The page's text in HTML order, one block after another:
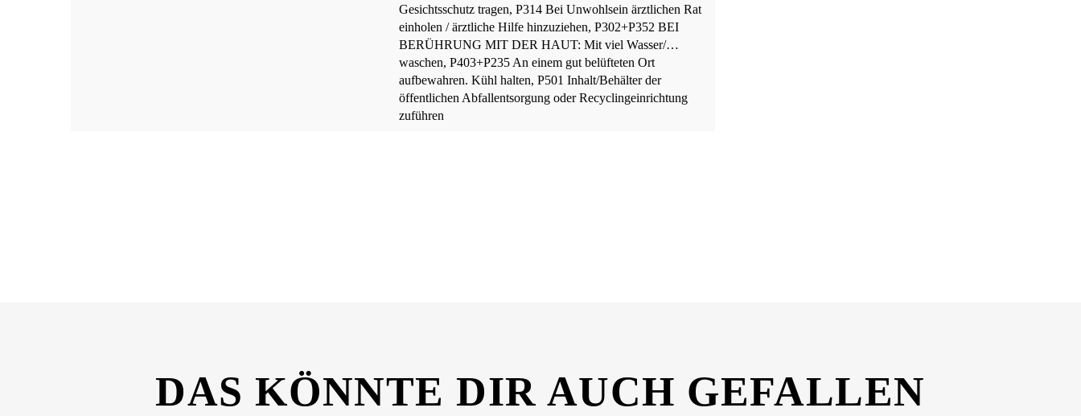
Gesichtsschutz tragen, P314 Bei Unwohlsein ärztlichen Rat
einholen / ärztliche Hilfe hinzuziehen, P302+P352 BEI
BERÜHRUNG MIT DER HAUT: Mit viel Wasser/…
waschen, P403+P235 An einem gut belüfteten Ort
aufbewahren. Kühl halten, P501 Inhalt/Behälter der
öffentlichen Abfallentsorgung oder Recyclingeinrichtung
zuführen
DAS KÖNNTE DIR AUCH GEFALLEN